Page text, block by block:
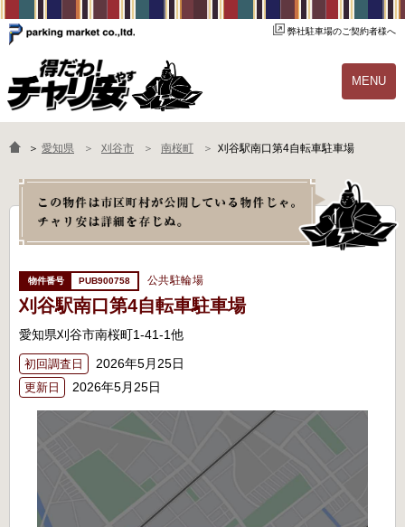
弊社駐車場のご契約者様へ
MENU
物件一覧 ご契約の流れ
よくあるご質問 駐輪場オーナー様へ
＞ 愛知県 刈谷市 南桜町 刈谷駅南口第4自転車駐車場
PUB900758 公共駐輪場
刈谷駅南口第4自転車駐車場
愛知県刈谷市南桜町1-41-1他
初回調査日 2026年5月25日
更新日 2026年5月25日